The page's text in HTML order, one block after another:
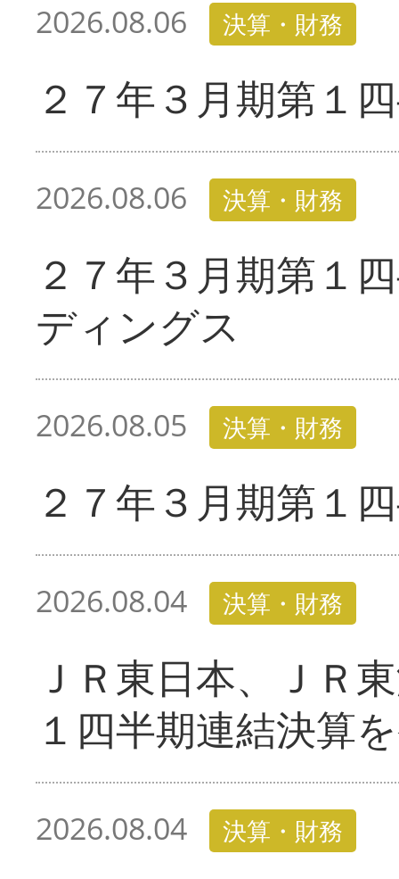
2026.08.06 決算・財務
２７年３月期第１
2026.08.06 決算・財務
２７年３月期第１
ディングス
2026.08.05 決算・財務
２７年３月期第１
2026.08.04 決算・財務
ＪＲ東日本、ＪＲ
１四半期連結決算
2026.08.04 決算・財務